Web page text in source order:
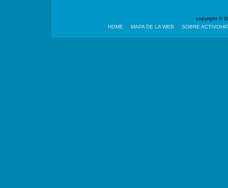
copyright ©
HOME
MAPA DE LA WEB SOBRE